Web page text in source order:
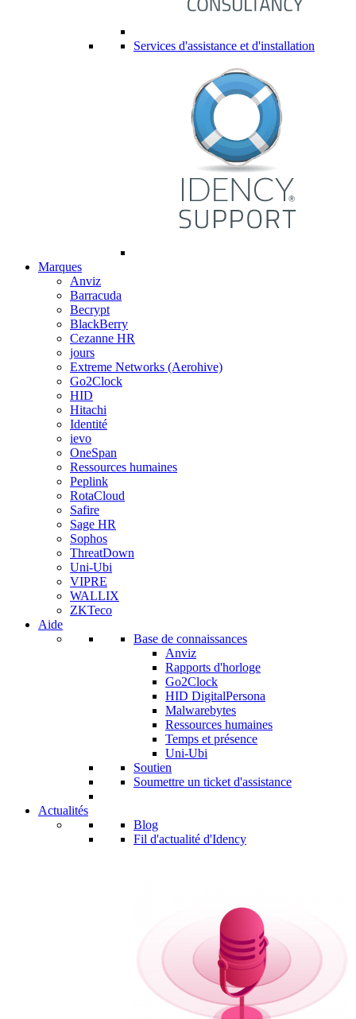
Services d'assistance et d'installation
Marques
Anviz
Barracuda
Becrypt
BlackBerry
Cezanne HR
jours
Extreme Networks (Aerohive)
Go2Clock
HID
Hitachi
Identité
ievo
OneSpan
Ressources humaines
Peplink
RotaCloud
Safire
Sage HR
Sophos
ThreatDown
Uni-Ubi
VIPRE
WALLIX
ZKTeco
Aide
Base de connaissances
Anviz
Rapports d'horloge
Go2Clock
HID DigitalPersona
Malwarebytes
Ressources humaines
Temps et présence
Uni-Ubi
Soutien
Soumettre un ticket d'assistance
Actualités
Blog
Fil d'actualité d'Idency